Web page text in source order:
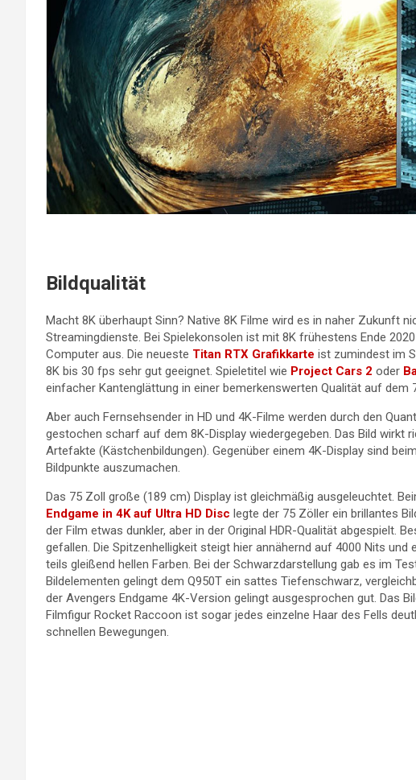
Bildqualität
Macht 8K überhaupt Sinn? Native 8K Filme wird es in naher Zukunft
Streamingdienste. Bei Spielekonsolen ist mit 8K frühestens Ende
Computer aus. Die neueste Titan RTX Grafikkarte ist zumindest im
8K bis 30 fps sehr gut geeignet. Spieletitel wie Project Cars 2 oder
einfacher Kantenglättung in einer bemerkenswerten Qualität auf dem
Aber auch Fernsehsender in HD und 4K-Filme werden durch den
gestochen scharf auf dem 8K-Display wiedergegeben. Das Bild wirkt
Artefakte (Kästchenbildungen). Gegenüber einem 4K-Display sind
Bildpunkte auszumachen.
Das 75 Zoll große (189 cm) Display ist gleichmäßig ausgeleuchtet.
Endgame in 4K auf Ultra HD Disc legte der 75 Zöller ein brillantes
der Film etwas dunkler, aber in der Original HDR-Qualität abgespielt.
gefallen. Die Spitzenhelligkeit steigt hier annähernd auf 4000 Nits
teils gleißend hellen Farben. Bei der Schwarzdarstellung gab es im
Bildelementen gelingt dem Q950T ein sattes Tiefenschwarz,
der Avengers Endgame 4K-Version gelingt ausgesprochen gut. Das
Filmfigur Rocket Raccoon ist sogar jedes einzelne Haar des Fells
schnellen Bewegungen.